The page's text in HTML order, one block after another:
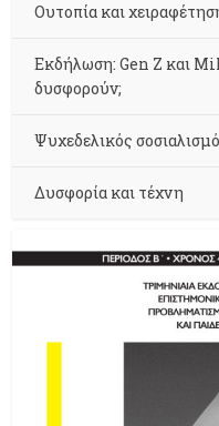
Ουτοπία και
Εκδήλωση: Gen Z και
δυσφορούν;
Ψυχεδελικός
Δυσφορία και τέχνη